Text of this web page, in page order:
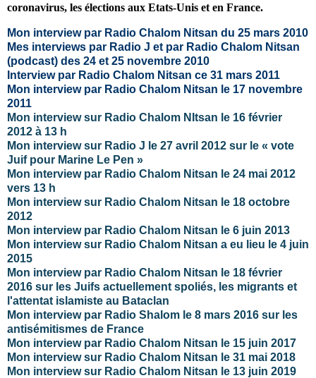
coronavirus, les élections aux Etats-Unis et en France.
Mon interview par Radio Chalom Nitsan du 25 mars 2010
Mes interviews par Radio J et par Radio Chalom Nitsan
(podcast) des 24 et 25 novembre 2010
Interview par Radio Chalom Nitsan ce 31 mars 2011
Mon interview par Radio Chalom Nitsan le 17 novembre
2011
Mon interview sur Radio Chalom NItsan le 16 février
2012 à 13 h
Mon interview sur Radio J le 27 avril 2012 sur le « vote
Juif pour Marine Le Pen »
Mon interview par Radio Chalom Nitsan le 24 mai 2012
vers 13 h
Mon interview sur Radio Chalom Nitsan le 18 octobre
2012
Mon interview par Radio Chalom Nitsan le 6 juin 2013
Mon interview sur Radio Chalom Nitsan a eu lieu le 4 juin
2015
Mon interview par Radio Chalom Nitsan le 18 février
2016 sur les Juifs actuellement spoliés, les migrants et
l'attentat islamiste au Bataclan
Mon interview par Radio Shalom le 8 mars 2016 sur les
antisémitismes de France
Mon interview par Radio Chalom Nitsan le 15 juin 2017
Mon interview sur Radio Chalom Nitsan le 31 mai 2018
Mon interview sur Radio Chalom Nitsan le 13 juin 2019